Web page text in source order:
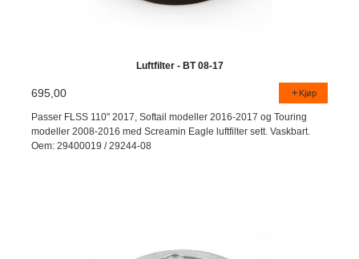
Luftfilter - BT 08-17
695,00 Kjøp
Passer FLSS 110" 2017, Softail modeller 2016-2017 og Touring
modeller 2008-2016 med Screamin Eagle luftfilter sett. Vaskbart.
Oem: 29400019 / 29244-08